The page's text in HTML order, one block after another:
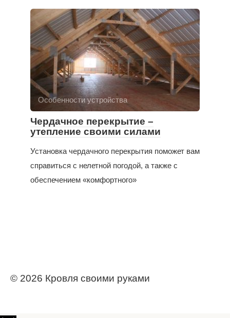
Особенности устройства
Чердачное перекрытие –
утепление своими силами
Установка чердачного перекрытия поможет вам
справиться с нелетной погодой, а также с
обеспечением «комфортного»
© 2026 Кровля своими руками